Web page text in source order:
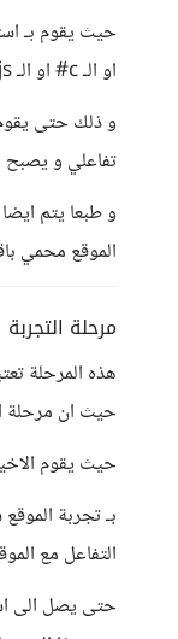
او الـ c# او الـ node js مع قواعد بينانات مثل الـ mysql
و ذلك حتى
تفاعلي و
و طبعا يتم
الموقع محمي
مرحلة التجربة
هذه المرحلة
حيث ان مرحلة
حيث يقوم
بـ تجربة
التفاعل مع
حتى يصل الى